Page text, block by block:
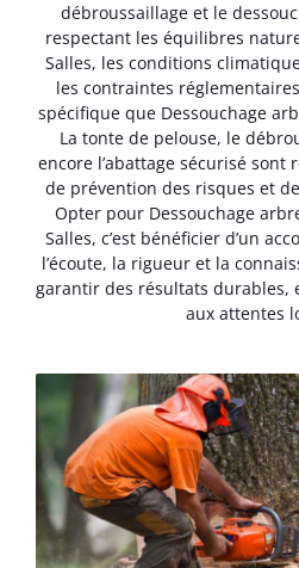
débroussaillage et le
respectant les équilibres
Salles, les conditions
les contraintes
spécifique que Dessouchage
La tonte de pelouse, le
encore l’abattage sécurisé sont
de prévention des risques et
Opter pour Dessouchage
Salles, c’est bénéficier d’un
l’écoute, la rigueur et la
garantir des résultats durables,
aux attentes